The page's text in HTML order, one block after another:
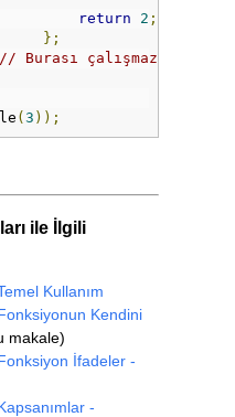
return
2 ;
};
// Burası çalışmaz.
(3 ));
ile İlgili
Kullanım
Kendini
makale)
İfadeler -
-